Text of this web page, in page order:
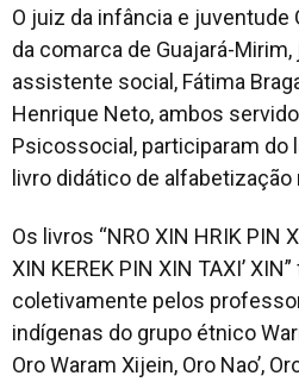
O juiz da infância e juventude
da comarca de Guajará-
assistente social, Fátima
Henrique Neto, ambos
Psicossocial, participaram do
livro didático de alfabetização
Os livros “NRO XIN HRIK PIN
XIN KEREK PIN XIN TAXI’
coletivamente pelos
indígenas do grupo étnico
Oro Waram Xijein, Oro Nao’,